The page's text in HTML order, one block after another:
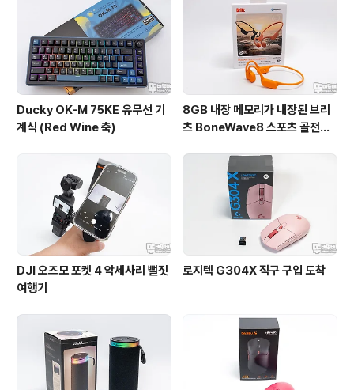
Ducky OK-M 75KE 유무선 기
계식 (Red Wine 축)
8GB 내장 메모리가 내장된 브리
츠 BoneWave8 스포츠 골전도
DJI 오즈모 포켓 4 악세사리 뻘짓
여행기
로지텍 G304X 직구 구입 도착